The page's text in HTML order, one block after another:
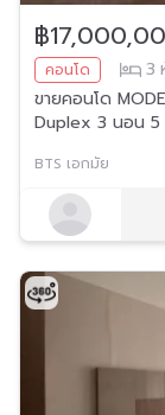
฿
คอนโด
3
ขายคอนโด
Duplex 3 นอน​ 5
BTS เอกมัย